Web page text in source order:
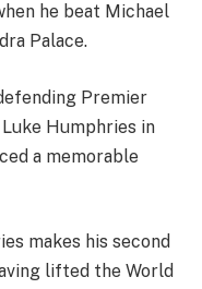
he beat Michael
Palace.
Premier
Humphries in
a memorable
makes his second
lifted the World